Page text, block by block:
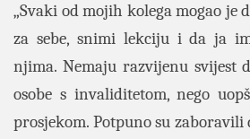
„Svaki od mojih kolega mogao je
za sebe, snimi lekciju i da ja
njima. Nemaju razvijenu svijest
osobe s invaliditetom, nego
prosjekom. Potpuno su zaboravili